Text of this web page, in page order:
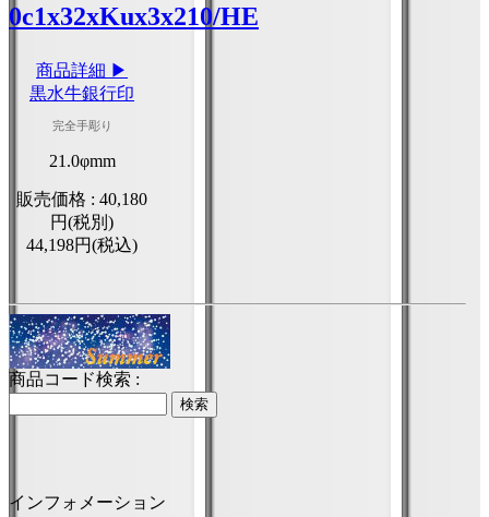
商品詳細 ▶
黒水牛銀行印
完全手彫り
21.0φmm
販売価格 :40,180
円(税別)
44,198円(税込)
商品コード検索 :
インフォメーション